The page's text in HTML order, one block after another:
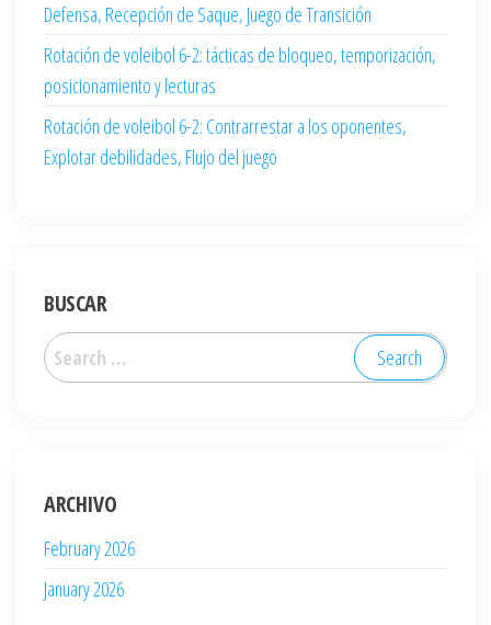
Defensa, Recepción de Saque, Juego de Transición
Rotación de voleibol 6-2: tácticas de bloqueo, temporización,
posicionamiento y lecturas
Rotación de voleibol 6-2: Contrarrestar a los oponentes,
Explotar debilidades, Flujo del juego
BUSCAR
Search
for:
ARCHIVO
February 2026
January 2026